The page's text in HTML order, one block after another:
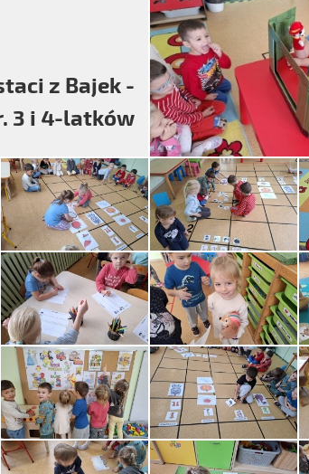
z Bajek -
3 i 4-latków